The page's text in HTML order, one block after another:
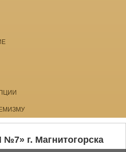
г. Магнитогорска